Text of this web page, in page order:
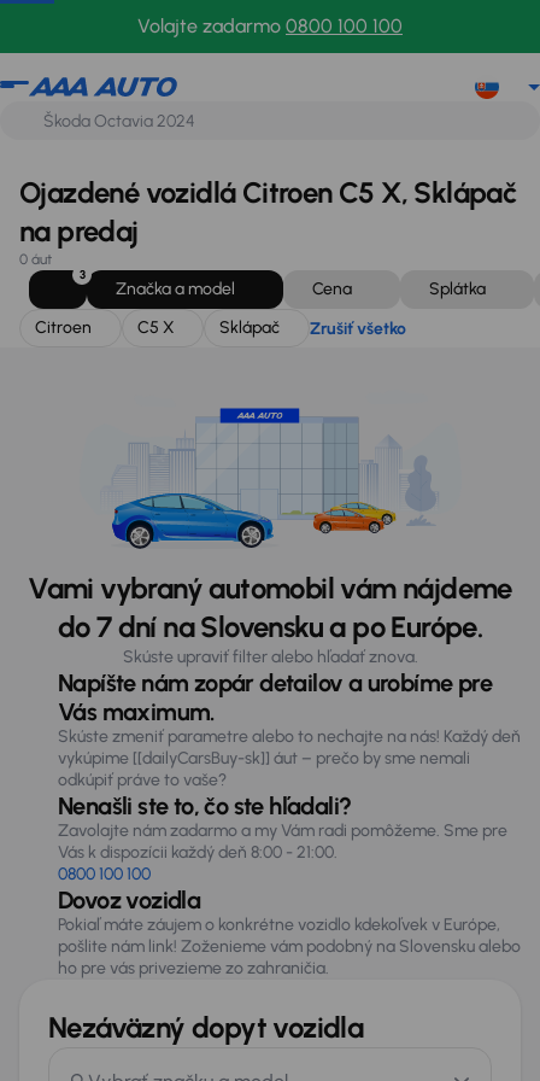
Volajte zadarmo 0800 100 100
Citroen
Ojazdené vozidlá Citroen C5 X, Sklápač
na predaj
0 áut
3
Značka a model Cena
Splátka
Citroen
C5 X Sklápač Zrušiť všetko
Vami vybraný automobil vám nájdeme
do 7 dní na Slovensku a po Európe.
Skúste upraviť filter alebo hľadať znova.
Napíšte nám zopár detailov a urobíme pre
Vás maximum.
Skúste zmeniť parametre alebo to nechajte na nás! Každý deň
vykúpime [[dailyCarsBuy-sk]] áut – prečo by sme nemali
odkúpiť práve to vaše?
Nenašli ste to, čo ste hľadali?
Zavolajte nám zadarmo a my Vám radi pomôžeme. Sme pre
Vás k dispozícii každý deň 8:00 - 21:00.
0800 100 100
Dovoz vozidla
Pokiaľ máte záujem o konkrétne vozidlo kdekoľvek v Európe,
pošlite nám link! Zoženieme vám podobný na Slovensku alebo
ho pre vás privezieme zo zahraničia.
Nezáväzný dopyt vozidla